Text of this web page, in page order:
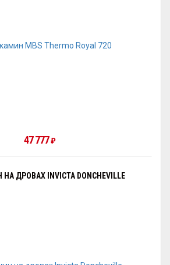
47 777₽
ДРОВАХ INVICTA DONCHEVILLE